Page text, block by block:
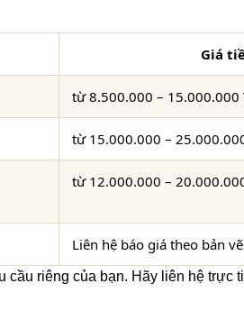
Giá
từ 8.500.000 – 15.000.000
từ 15.000.000 –
từ 12.000.000 –
Liên hệ báo giá theo bản vẽ
cầu riêng của bạn. Hãy liên hệ trực